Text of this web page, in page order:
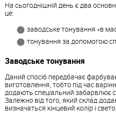
На сьогоднішній день є два
це:
заводське тонування «в
тонування за допомогою
Заводське тонування
Даний спосіб передбачає
виготовлення, тобто під час
додають спеціальний забарвлює
Залежно від того, який склад
визначаться кінцевий колір і